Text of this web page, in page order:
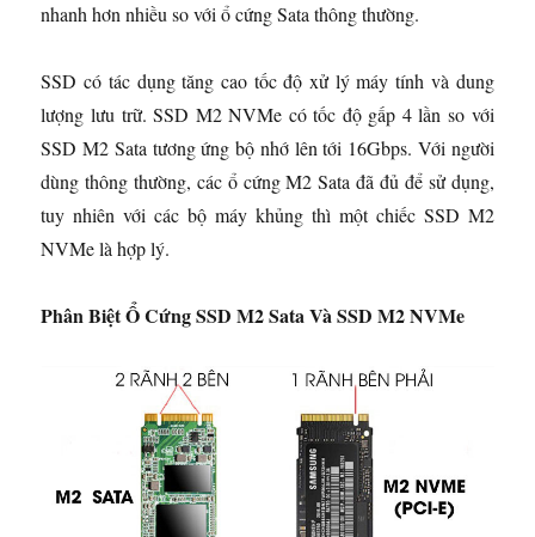
nhanh hơn nhiều so với ổ cứng Sata thông thường.
SSD có tác dụng tăng cao tốc độ xử lý máy tính và dung
lượng lưu trữ. SSD M2 NVMe có tốc độ gấp 4 lần so với
SSD M2 Sata tương ứng bộ nhớ lên tới 16Gbps. Với người
dùng thông thường, các ổ cứng M2 Sata đã đủ để sử dụng,
tuy nhiên với các bộ máy khủng thì một chiếc SSD M2
NVMe là hợp lý.
Phân Biệt Ổ Cứng SSD M2 Sata Và SSD M2 NVMe